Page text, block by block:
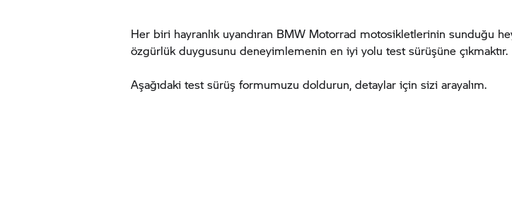
Her biri hayranlık uyandıran BMW Motorrad motosikletlerinin sunduğu
özgürlük duygusunu deneyimlemenin en iyi yolu test sürüşüne çıkmaktır.
Aşağıdaki test sürüş formumuzu doldurun, detaylar için sizi arayalım.